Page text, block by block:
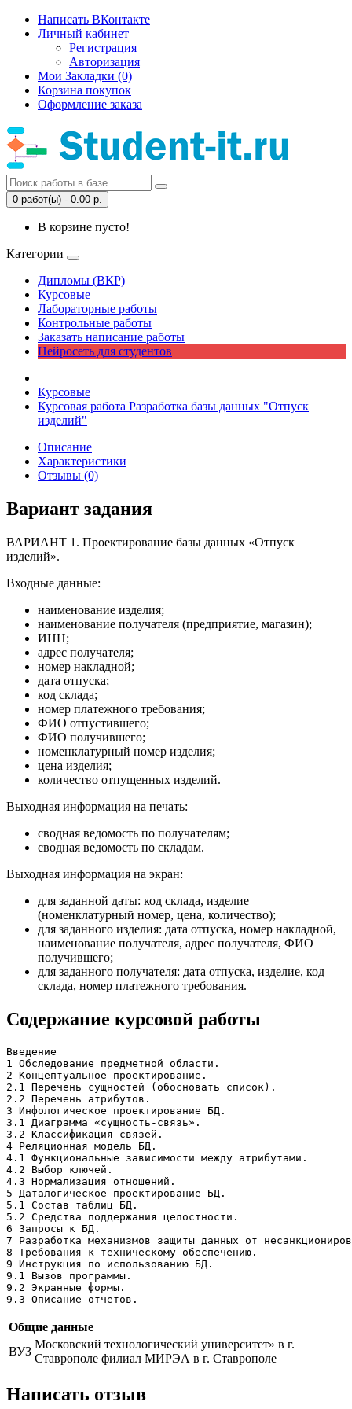
Написать ВКонтакте
Личный кабинет
Регистрация
Авторизация
Мои Закладки (0)
Корзина покупок
Оформление заказа
0 работ(ы) - 0.00 р.
В корзине пусто!
Категории
Дипломы (ВКР)
Курсовые
Лабораторные работы
Контрольные работы
Заказать написание работы
Нейросеть для студентов
Курсовые
Курсовая работа Разработка базы данных "Отпуск
изделий"
Описание
Характеристики
Отзывы (0)
Вариант задания
ВАРИАНТ 1. Проектирование базы данных «Отпуск
изделий».
Входные данные:
наименование изделия;
наименование получателя (предприятие, магазин);
ИНН;
адрес получателя;
номер накладной;
дата отпуска;
код склада;
номер платежного требования;
ФИО отпустившего;
ФИО получившего;
номенклатурный номер изделия;
цена изделия;
количество отпущенных изделий.
Выходная информация на печать:
сводная ведомость по получателям;
сводная ведомость по складам.
Выходная информация на экран:
для заданной даты: код склада, изделие
(номенклатурный номер, цена, количество);
для заданного изделия: дата отпуска, номер накладной,
наименование получателя, адрес получателя, ФИО
получившего;
для заданного получателя: дата отпуска, изделие, код
склада, номер платежного требования.
Содержание курсовой работы
Введение
1 Обследование предметной области.
2 Концептуальное проектирование.
2.1 Перечень сущностей (обосновать список).
2.2 Перечень атрибутов.
3 Инфологическое проектирование БД.
3.1 Диаграмма «сущность-связь».
3.2 Классификация связей.
4 Реляционная модель БД.
4.1 Функциональные зависимости между атрибутами.
4.2 Выбор ключей.
4.3 Нормализация отношений.
5 Даталогическое проектирование БД.
5.1 Состав таблиц БД.
5.2 Средства поддержания целостности.
6 Запросы к БД.
7 Разработка механизмов защиты данных от
8 Требования к техническому обеспечению.
9 Инструкция по использованию БД.
9.1 Вызов программы.
9.2 Экранные формы.
9.3 Описание отчетов.
Общие данные
ВУЗ
Московский технологический университет» в г.
Ставрополе филиал МИРЭА в г. Ставрополе
Написать отзыв